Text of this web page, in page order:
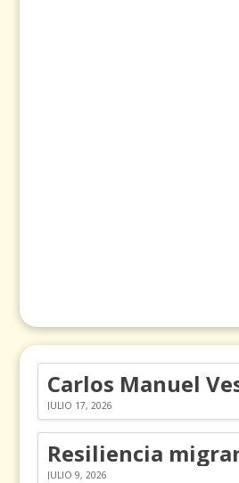
JULIO 17, 2026
JULIO 9, 2026